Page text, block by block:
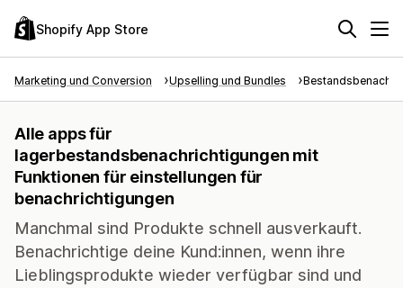
Shopify App Store
Marketing und Conversion Upselling und Bundles
Alle apps für
lagerbestandsbenachrichtigungen mit
Funktionen für einstellungen für
benachrichtigungen
Manchmal sind Produkte schnell ausverkauft.
Benachrichtige deine Kund:innen, wenn ihre
Lieblingsprodukte wieder verfügbar sind und